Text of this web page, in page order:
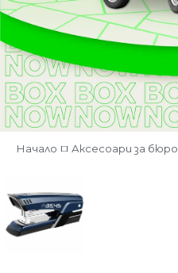
Начало Аксесоари за бюро